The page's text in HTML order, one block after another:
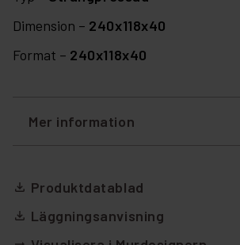
Dimension – 240x118x40
Format – 240x118x40
Mer information
file_download Produktdatablad
file_download Läggningsanvisning